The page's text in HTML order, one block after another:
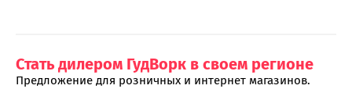
Стать дилером ГудВорк в своем регионе
Предложение для розничных и интернет магазинов.